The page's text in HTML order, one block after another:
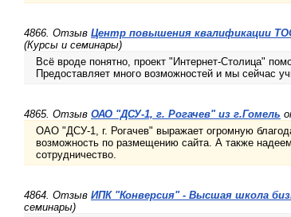
4866. Отзыв Центр повышения квалификации
(Курсы и семинары)
Всё вроде понятно, проект "Интернет-Столица"
Предоставляет много возможностей и мы сейчас
4865. Отзыв ОАО "ДСУ-1, г. Рогачев" из г.Гомель
ОАО "ДСУ-1, г. Рогачев" выражает огромную
возможность по размещению сайта. А также
сотрудничество.
4864. Отзыв ИПК "Конверсия" - Высшая школа
семинары)